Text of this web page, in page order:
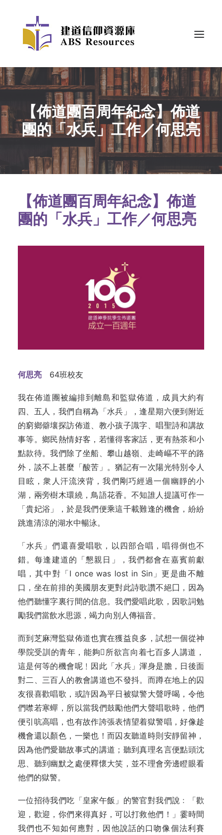
【佈道團百周年紀念】佈道
團的「水兵」工作／何思亮
【佈道團百周年紀念】佈道
團的「水兵」工作／何思亮
何思亮 64班校友
我在佈道團被編排到離島和監獄佈道，成員大約有
四、五人，我們自稱為「水兵」，逢星期六便到附近
的窮鄉僻壤探訪佈道、教小孩子識字、唱聖詩和講故
事等。鄉民熱情好客，若懂得客家話，更有熱茶和小
點款待。我們除了坐船、攀山越嶺、走崎嶇不平的路
外，談不上甚麼「酸苦」。猶記有一次陽光特別令人
目眩，衆人汗流浹背，我們剛巧經過一個幽靜的小
湖，兩旁樹木環繞，鳥語花香。不知誰人提議可作一
「貴妃浴」，於是我們便乘這千載難逢的機會，紛紛
跳進清涼的湖水中暢泳。
「水兵」們還喜愛唱歌，以四部合唱，唱得倒也不
錯。每逢建道的「懇親日」，我們都會在嘉賓前獻
唱，其中對「I once was lost in Sin」更是曲不離
口，坐在前排的美國朋友更對此詩歌讚不絕囗，因為
他們聽懂字裏行間的信息。我們愛唱此歌，因歌詞勉
勵我們當飲水思源，竭力向別人傳福音。
而到芝麻灣監獄佈道也實在獲益良多，試想一個從神
學院受訓的青年，能夠所欲言向着七百多人講道，
這是何等的機會呢﹗因此「水兵」渾身是膽，日後面
對二、三百人的教會講道也不發抖。而蹲在地上的囚
友很喜歡唱歌，或許因為平日被獄警大聲呼喝，令他
們噤若寒蟬，所以當我們鼓勵他們大聲唱歌時，他們
便引吭高唱，也有故作誇張表情望着獄警唱，好像趁
機會還以顏色，一樂也！而囚友聽道時則安靜留神，
因為他們愛聽故事式的講道；聽到真理名言便點頭沈
思、聽到幽默之處便釋懷大笑，並不理會旁邊瞪眼看
他們的獄警。
一位招待我們吃「皇家午飯」的警官對我們說﹕「歡
迎，歡迎，你們來得真好，可以打救他們！」霎時間
我們也不知如何應對，因他說話的口吻像個法利賽